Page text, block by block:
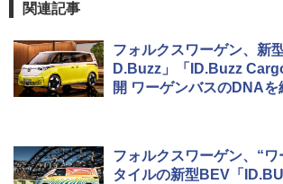
関連記事
フォルクスワーゲン、新
D.Buzz」「ID.Buzz
開 ワーゲンバスのDNAを
フォルクスワーゲン、“ワ
タイルの新型BEV「